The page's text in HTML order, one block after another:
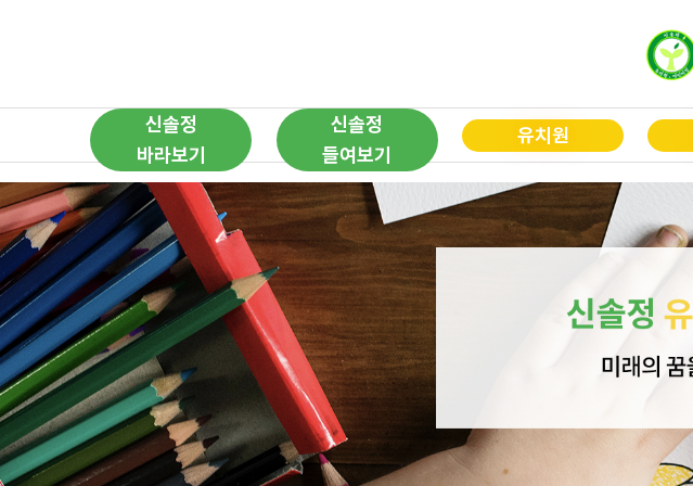
신솔정
바라보기
신솔정
들여보기
유치원